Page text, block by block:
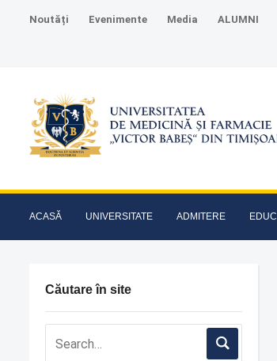
Noutăți Evenimente Media ALUMNI
ACASĂ UNIVERSITATE ADMITERE
Căutare în site